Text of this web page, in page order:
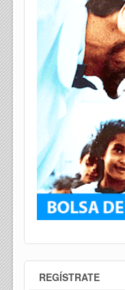
REGÍSTRATE